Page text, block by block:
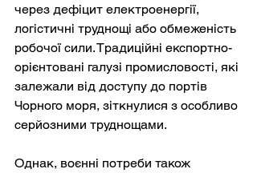
через дефіцит електроенергії,
логістичні труднощі або обмеженість
робочої сили. Традиційні експортно-
орієнтовані галузі промисловості, які
залежали від доступу до портів
Чорного моря, зіткнулися з особливо
серйозними труднощами.
Однак, воєнні потреби також